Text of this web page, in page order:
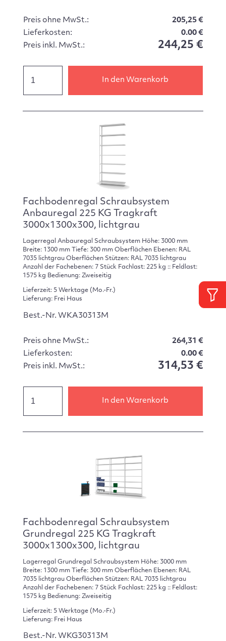
Preis ohne MwSt.:
205,25 €
Lieferkosten:
0.00 €
Preis inkl. MwSt.:
244,25 €
In den Warenkorb
Fachbodenregal Schraubsystem
Anbauregal 225 KG Tragkraft
3000x1300x300, lichtgrau
Lagerregal Anbauregal Schraubsystem Höhe: 3000 mm
Breite: 1300 mm Tiefe: 300 mm Oberflächen Ebenen: RAL
7035 lichtgrau Oberflächen Stützen: RAL 7035 lichtgrau
Anzahl der Fachebenen: 7 Stück Fachlast: 225 kg :: Feldlast:
1575 kg Bedienung: Zweiseitig
Lieferzeit: 5 Werktage (Mo.-Fr.)
Lieferung: Frei Haus
Best.-Nr. WKA30313M
Preis ohne MwSt.:
264,31 €
Lieferkosten:
0.00 €
Preis inkl. MwSt.:
314,53 €
In den Warenkorb
Fachbodenregal Schraubsystem
Grundregal 225 KG Tragkraft
3000x1300x300, lichtgrau
Lagerregal Grundregal Schraubsystem Höhe: 3000 mm
Breite: 1300 mm Tiefe: 300 mm Oberflächen Ebenen: RAL
7035 lichtgrau Oberflächen Stützen: RAL 7035 lichtgrau
Anzahl der Fachebenen: 7 Stück Fachlast: 225 kg :: Feldlast:
1575 kg Bedienung: Zweiseitig
Lieferzeit: 5 Werktage (Mo.-Fr.)
Lieferung: Frei Haus
Best.-Nr. WKG30313M